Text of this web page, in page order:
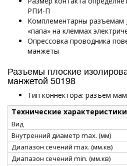
РПИ-П
Комплементарны разъемам
«папа» на клеммах
Опрессовка проводника
манжеты
Разъемы плоские
манжетой 50198
Тип коннектора: разъем
Технические характеристики
Вид
Внутренний диаметр max. (мм)
Диапазон сечений max. (мм.кв)
Диапазон сечений min. (мм.кв)